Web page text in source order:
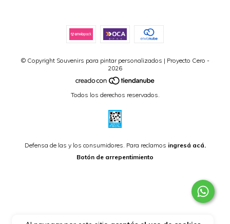
© Copyright Souvenirs para pintar personalizados | Proyecto Cero -
2026
Todos los derechos reservados.
Defensa de las y los consumidores. Para reclamos ingresá acá.
Botón de arrepentimiento